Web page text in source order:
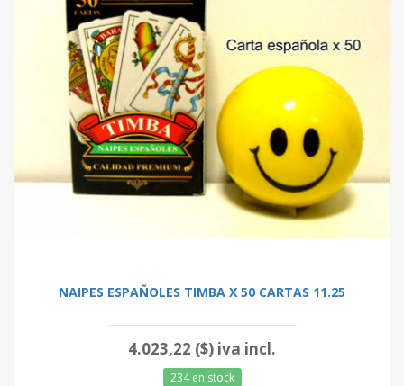
NAIPES ESPAÑOLES TIMBA X 50 CARTAS 11.25
4.023,22 ($) iva incl.
234 en stock